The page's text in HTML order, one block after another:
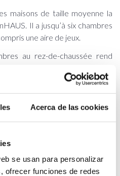
Acerca de las cookies
se usan para personalizar
ofrecer funciones de redes
maisons de taille moyenne la
Il a jusqu’à six chambres
une aire de jeux.
au rez-de-chaussée rend
aux invités, aux assitants, ou
vitrée sur sa façade
maison est surprenante par son
m2